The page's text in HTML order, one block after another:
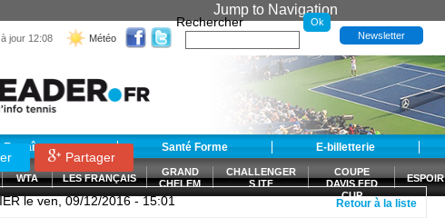
Jump to Navigation
jour 12:08 Météo
Rechercher
Newsletter
Entraînement Santé Forme E-billetterie
WTA LES FRANÇAIS
GRAND
CHELEM
CHALLENGER
S ITF
COUPE
DAVIS FED
CUP
ESPOIR
Partager
le ven, 09/12/2016 - 15:01 Retour à la liste